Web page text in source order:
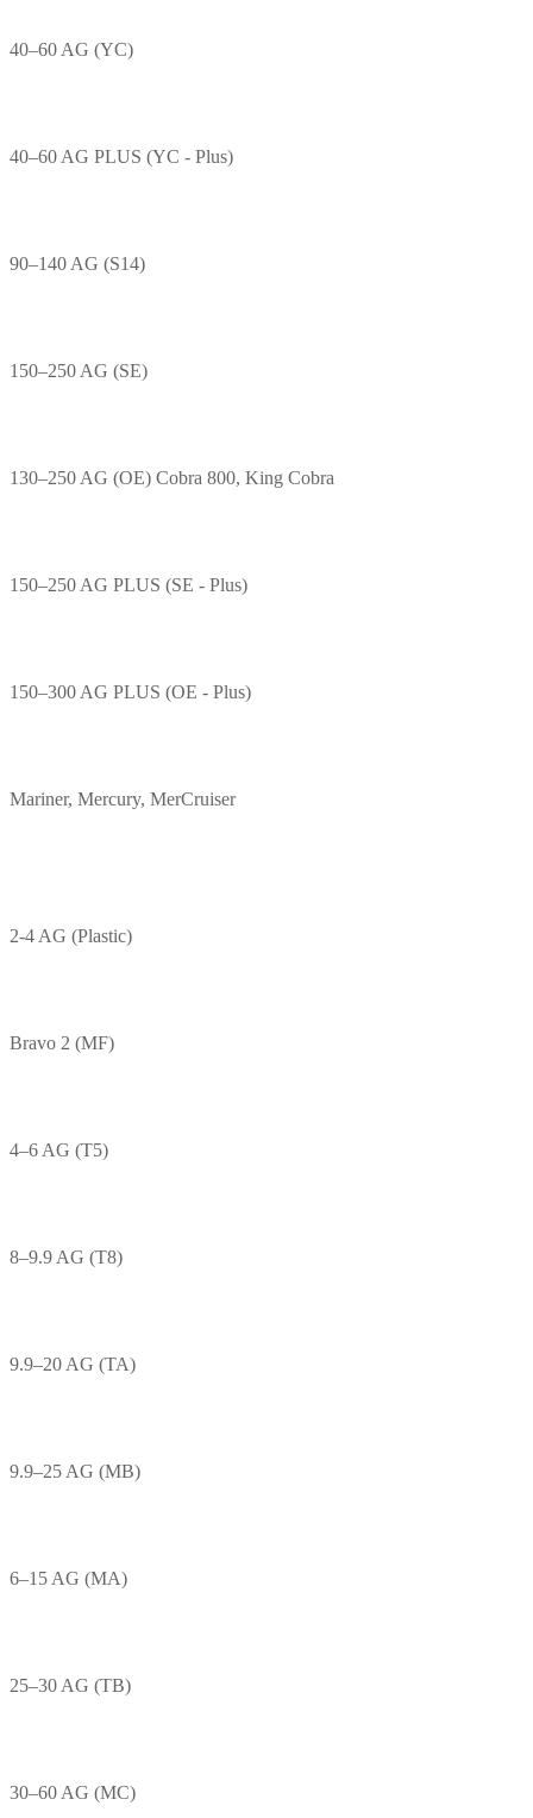
40–60 AG (YC)
40–60 AG PLUS (YC - Plus)
90–140 AG (S14)
150–250 AG (SE)
130–250 AG (OE) Cobra 800, King Cobra
150–250 AG PLUS (SE - Plus)
150–300 AG PLUS (OE - Plus)
Mariner, Mercury, MerCruiser
2-4 AG (Plastic)
Bravo 2 (MF)
4–6 AG (T5)
8–9.9 AG (T8)
9.9–20 AG (TA)
9.9–25 AG (MB)
6–15 AG (MA)
25–30 AG (TB)
30–60 AG (MC)